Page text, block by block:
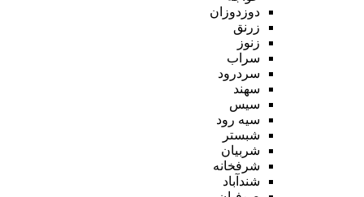
دوزدوزان
زرنق
زنوز
سراب
سردرود
سهند
سیس
سیه رود
شبستر
شربیان
شرفخانه
شندآباد